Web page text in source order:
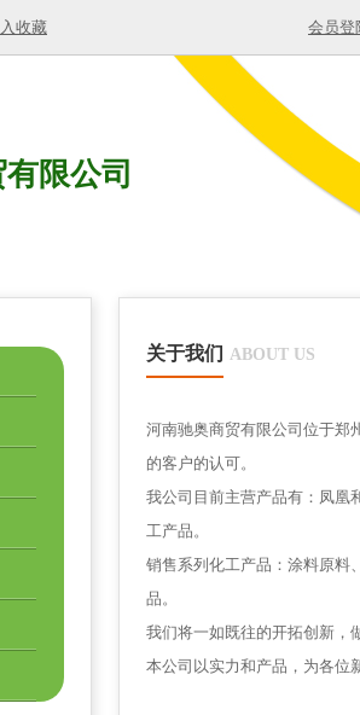
收藏 会员登
限公司
关于我们 ABOUT US
河南驰奥商贸有限公司位于郑
的客户的认可。
我公司目前主营产品有：凤凰
工产品。
销售系列化工产品：涂料原料
品。
我们将一如既往的开拓创新，
本公司以实力和产品，为各位